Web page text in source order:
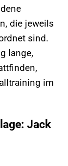
die jeweils
sind.
lange,
im
Jack